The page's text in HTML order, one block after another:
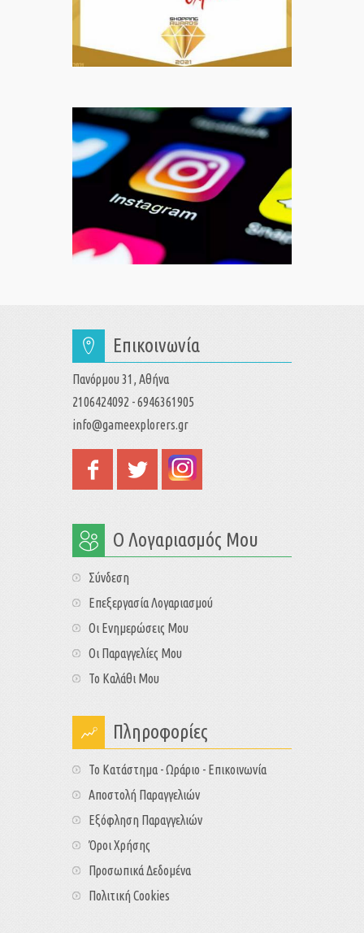
Επικοινωνία
Πανόρμου 31, Αθήνα
2106424092 - 6946361905
info@gameexplorers.gr
Ο Λογαριασμός Μου
Σύνδεση
Επεξεργασία Λογαριασμού
Οι Ενημερώσεις Μου
Οι Παραγγελίες Μου
Το Καλάθι Μου
Πληροφορίες
Το Κατάστημα - Ωράριο - Επικοινωνία
Αποστολή Παραγγελιών
Εξόφληση Παραγγελιών
Όροι Χρήσης
Προσωπικά Δεδομένα
Πολιτική Cookies